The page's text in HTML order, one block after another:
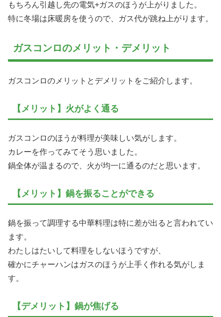
もちろん引越し先の電気+ガスのほうが上がりました。
特に冬場は床暖房を使うので、ガス代が跳ね上がります。
ガスコンロのメリット・デメリット
ガスコンロのメリットとデメリットをご紹介します。
【メリット】火がよく通る
ガスコンロのほうが料理が美味しい気がします。
カレーを作ってみてそう思いました。
鍋全体が温まるので、火が均一に通るのだと思います。
【メリット】鍋を振ることができる
鍋を振って調理する中華料理は特に差が出ると言われてい
ます。
わたしはたいして料理をしないほうですが、
確かにチャーハンはガスのほうが上手く作れる気がしま
す。
【デメリット】鍋が焦げる